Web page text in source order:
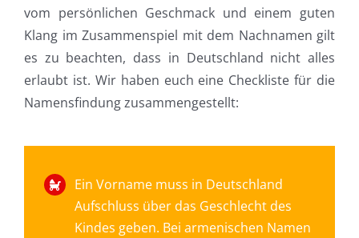
vom persönlichen Geschmack und einem guten
Klang im Zusammenspiel mit dem Nachnamen gilt
es zu beachten, dass in Deutschland nicht alles
erlaubt ist. Wir haben euch eine Checkliste für die
Namensfindung zusammengestellt:
Ein Vorname muss in Deutschland
Aufschluss über das Geschlecht des
Kindes geben. Bei armenischen Namen